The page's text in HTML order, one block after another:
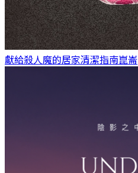
獻給殺人魔的居家清潔指南崑崙